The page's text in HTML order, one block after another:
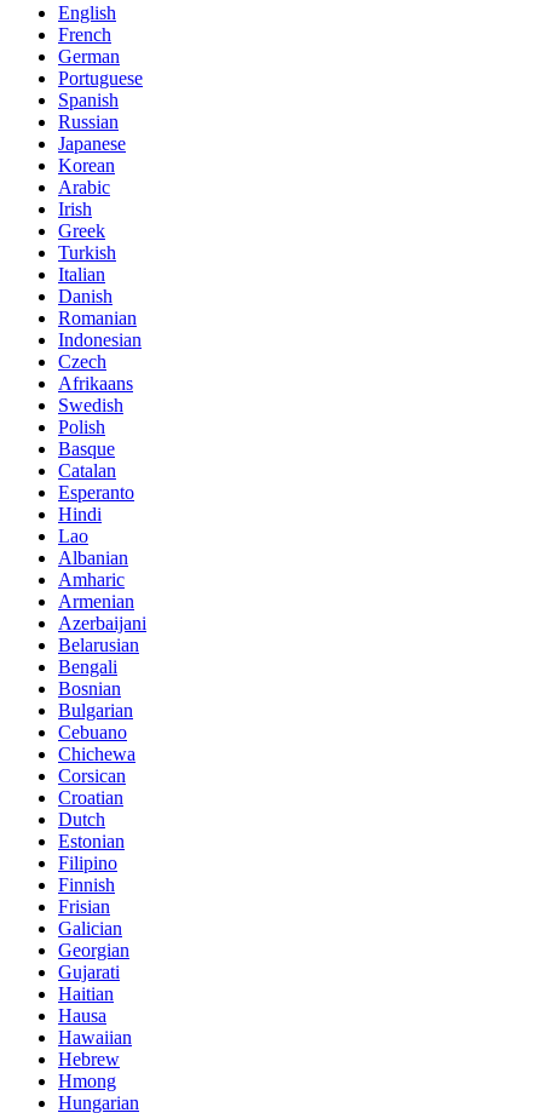
English
French
German
Portuguese
Spanish
Russian
Japanese
Korean
Arabic
Irish
Greek
Turkish
Italian
Danish
Romanian
Indonesian
Czech
Afrikaans
Swedish
Polish
Basque
Catalan
Esperanto
Hindi
Lao
Albanian
Amharic
Armenian
Azerbaijani
Belarusian
Bengali
Bosnian
Bulgarian
Cebuano
Chichewa
Corsican
Croatian
Dutch
Estonian
Filipino
Finnish
Frisian
Galician
Georgian
Gujarati
Haitian
Hausa
Hawaiian
Hebrew
Hmong
Hungarian